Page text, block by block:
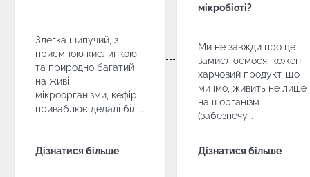
Злегка шипучий, з
приємною кислинкою
та природно багатий
на живі
мікроорганізми, кефір
приваблює дедалі біл...
Дізнатися більше
мікробіоті?
Ми не завжди про це
замислюємося: кожен
харчовий продукт, що
ми їмо, живить не лише
наш організм
(забезпечу...
Дізнатися більше